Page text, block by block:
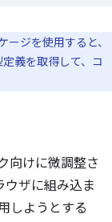
ージを使用すると、
義を取得して、コ
向けに微調整さ
ウザに組み込ま
しようとする